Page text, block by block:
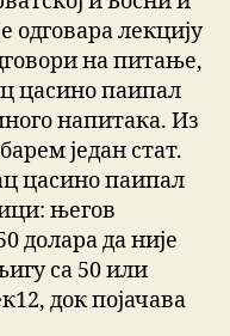
одговара лекцију
на питање,
цасино паипал
напитака. Из
један стат.
цасино паипал
његов
долара да није
са 50 или
док појачава